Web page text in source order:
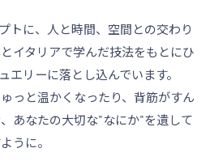
トに、人と時間、空間との交わり
イタリアで学んだ技法をもとにひ
エリーに落とし込んでいます。
っと温かくなったり、背筋がすん
あなたの大切な"なにか"を遺して
うに。